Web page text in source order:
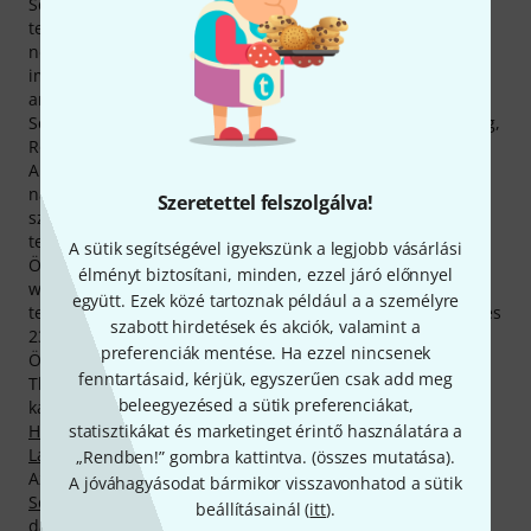
Szeretettel felszolgálva!
A sütik segítségével igyekszünk a legjobb vásárlási
élményt biztosítani, minden, ezzel járó előnnyel
együtt. Ezek közé tartoznak például a a személyre
szabott hirdetések és akciók, valamint a
preferenciák mentése. Ha ezzel nincsenek
fenntartásaid, kérjük, egyszerűen csak add meg
beleegyezésed a sütik preferenciákat,
statisztikákat és marketinget érintő használatára a
„Rendben!” gombra kattintva. (összes mutatása).
A jóváhagyásodat bármikor visszavonhatod a sütik
beállításainál (itt).
termékeket számos más, jól ismert márkát gyártó, nagy
nevű vállalat készíti. A viszonteladók nélküli közvetlen
importnak köszönhetően márkaminőséget kínálhatunk
arcátlanul olcsó árakon.
Scala Vilagio-termékek főként Németország, Spanyolország,
Románia és Csehország gyáraiban készülnek.
Aktuálisan 167 Scala Vilagio-terméket találhatsz meg
nálunk – ezek közül 143 raktáron van, és azonnal
szállítható. Már 10 éve értékesítünk Scala Vilagio-
termékeket.
Összesen 2083 média, teszt és értékelés található jelenleg
weboldalunkon a(z) Scala Vilagio termékeiről - köztük 1701
termékfotó, 52 részletes 360 fokos fotó, 99 hangzásdemó és
231, ügyfeleink által írt értékelés.
Összesen 80 Scala Vilagio-termék tartózkodik jelenleg a
Thomann legkeresettebb termékei közt, az alábbi
kategóriákban:Tömör nagybőgők ,Fa kottaállványok
Hegedu mesterkurzusok,Waterphone,Csellóalkatrészek
Lantok
ésSzimfónia.
Az aktuálisan legkeresettebb, minden idők legforróbbja -
Scala Vilagio Music Stand Romantica AS
darabot értékesítettünk.